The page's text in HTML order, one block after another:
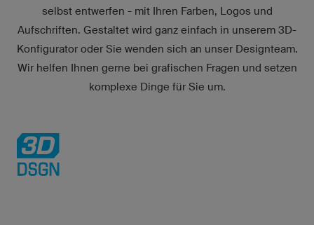
selbst entwerfen - mit Ihren Farben, Logos und
Aufschriften. Gestaltet wird ganz einfach in unserem 3D-
Konfigurator oder Sie wenden sich an unser Designteam.
Wir helfen Ihnen gerne bei grafischen Fragen und setzen
komplexe Dinge für Sie um.